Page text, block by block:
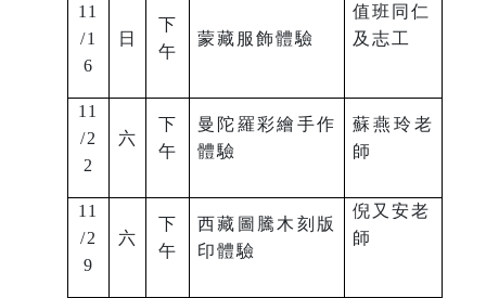
11
/1
6
日
下
午
蒙藏服飾體驗
值班同仁
及志工
11
/2
2
六
下
午
曼陀羅彩繪手作
體驗
蘇燕玲老
師
11
/2
9
六
下
午
西藏圖騰木刻版
印體驗
倪又安老
師